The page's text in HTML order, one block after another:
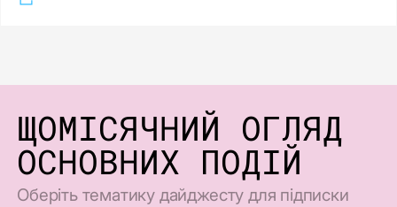
ЩОМІСЯЧНИЙ ОГЛЯД
ОСНОВНИХ ПОДІЙ
Оберіть тематику дайджесту для підписки